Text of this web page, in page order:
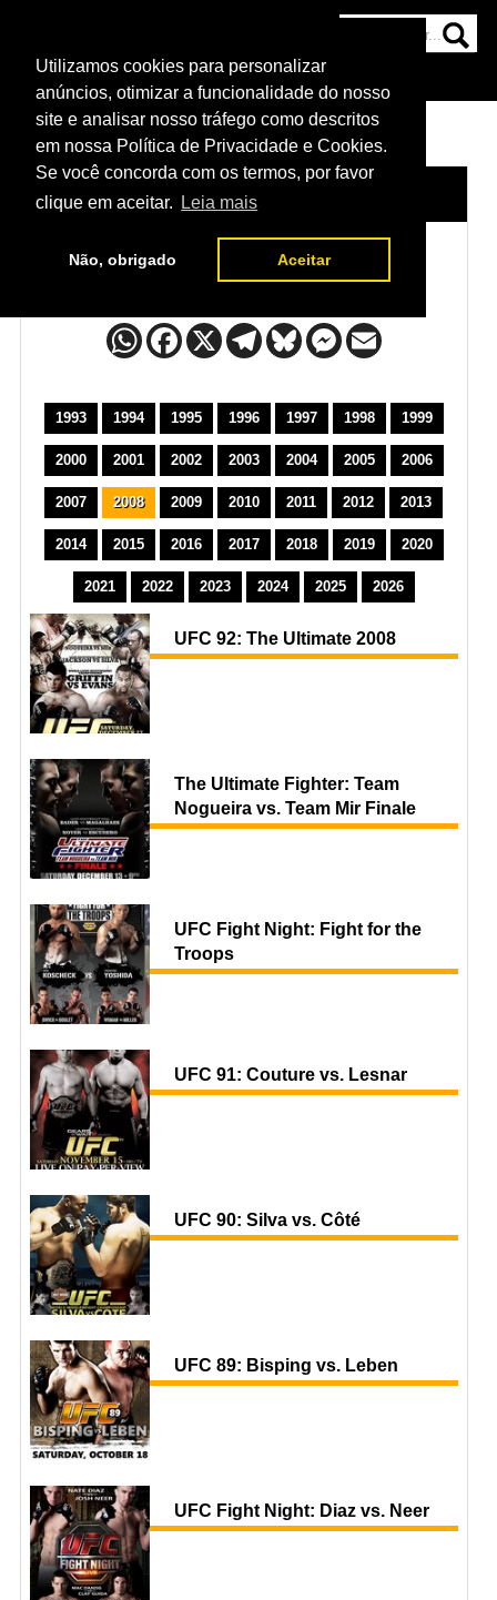
Utilizamos cookies para personalizar
anúncios, otimizar a funcionalidade do nosso
site e analisar nosso tráfego como descritos
em nossa Política de Privacidade e Cookies.
Se você concorda com os termos, por favor
clique em aceitar.
Leia mais
Não, obrigado Aceitar
NOTÍCIAS
HOME POSTERS DO UFC
Posters do UFC
1993 1994 1995 1996 1997 1998 1999
2000 2001 2002 2003 2004 2005 2006
2007 2008 2009 2010 2011 2012 2013
2014 2015 2016 2017 2018 2019 2020
2021 2022 2023 2024 2025 2026
UFC 92: The Ultimate 2008
The Ultimate Fighter: Team
Nogueira vs. Team Mir Finale
UFC Fight Night: Fight for the
Troops
UFC 91: Couture vs. Lesnar
UFC 90: Silva vs. Côté
UFC 89: Bisping vs. Leben
UFC Fight Night: Diaz vs. Neer